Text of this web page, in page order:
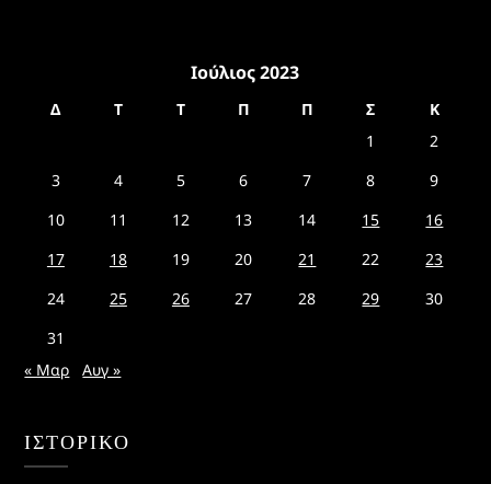
Ιούλιος 2023
Δ Τ Τ Π Π Σ
Κ
1
2
3
4 5 6 7 8
9
10
11 12 13 14 15
16
17
18 19 20 21 22
23
24
25 26 27 28 29
30
31
« Μαρ
Αυγ »
ΙΣΤΟΡΙΚΌ